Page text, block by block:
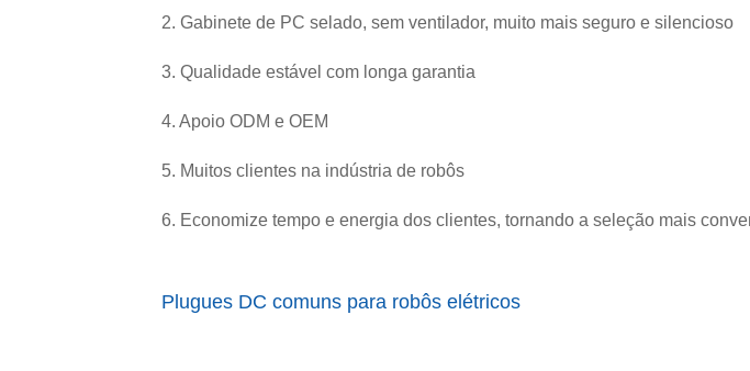
2. Gabinete de PC selado, sem ventilador, muito mais seguro e silencioso
3. Qualidade estável com longa garantia
4. Apoio ODM e OEM
5. Muitos clientes na indústria de robôs
6. Economize tempo e energia dos clientes, tornando a seleção mais
Plugues DC comuns para robôs elétricos